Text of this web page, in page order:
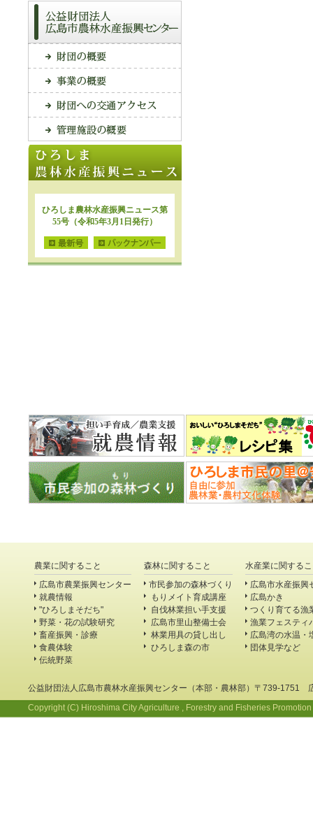
農業に関すること
広島市農業振興センター
就農情報
"ひろしまそだち"
野菜・花の試験研究
畜産振興・診療
食農体験
伝統野菜
森林に関すること
市民参加の森林づくり
もりメイト育成講座
自伐林業担い手支援
広島市里山整備士会
林業用具の貸し出し
ひろしま森の市
水産業に関する
広島市水産振興
広島かき
つくり育てる漁
漁業フェスティ
広島湾の水温・
団体見学など
公益財団法人広島市農林水産振興センター（本部・農林部）〒739-1751
Copyright (C) Hiroshima City Agriculture , Forestry and Fisheries